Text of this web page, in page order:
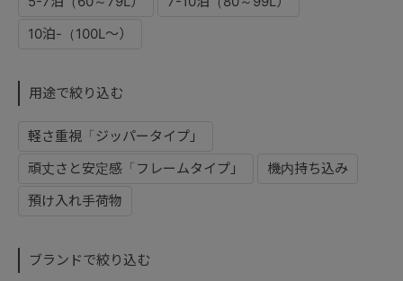
10泊-（100L～）
用途で絞り込む
軽さ重視「ジッパータイプ」
頑丈さと安定感「フレームタイプ」
機内持ち込み
預け入れ手荷物
ブランドで絞り込む